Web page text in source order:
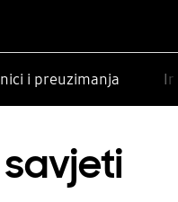
i preuzimanja
savjeti